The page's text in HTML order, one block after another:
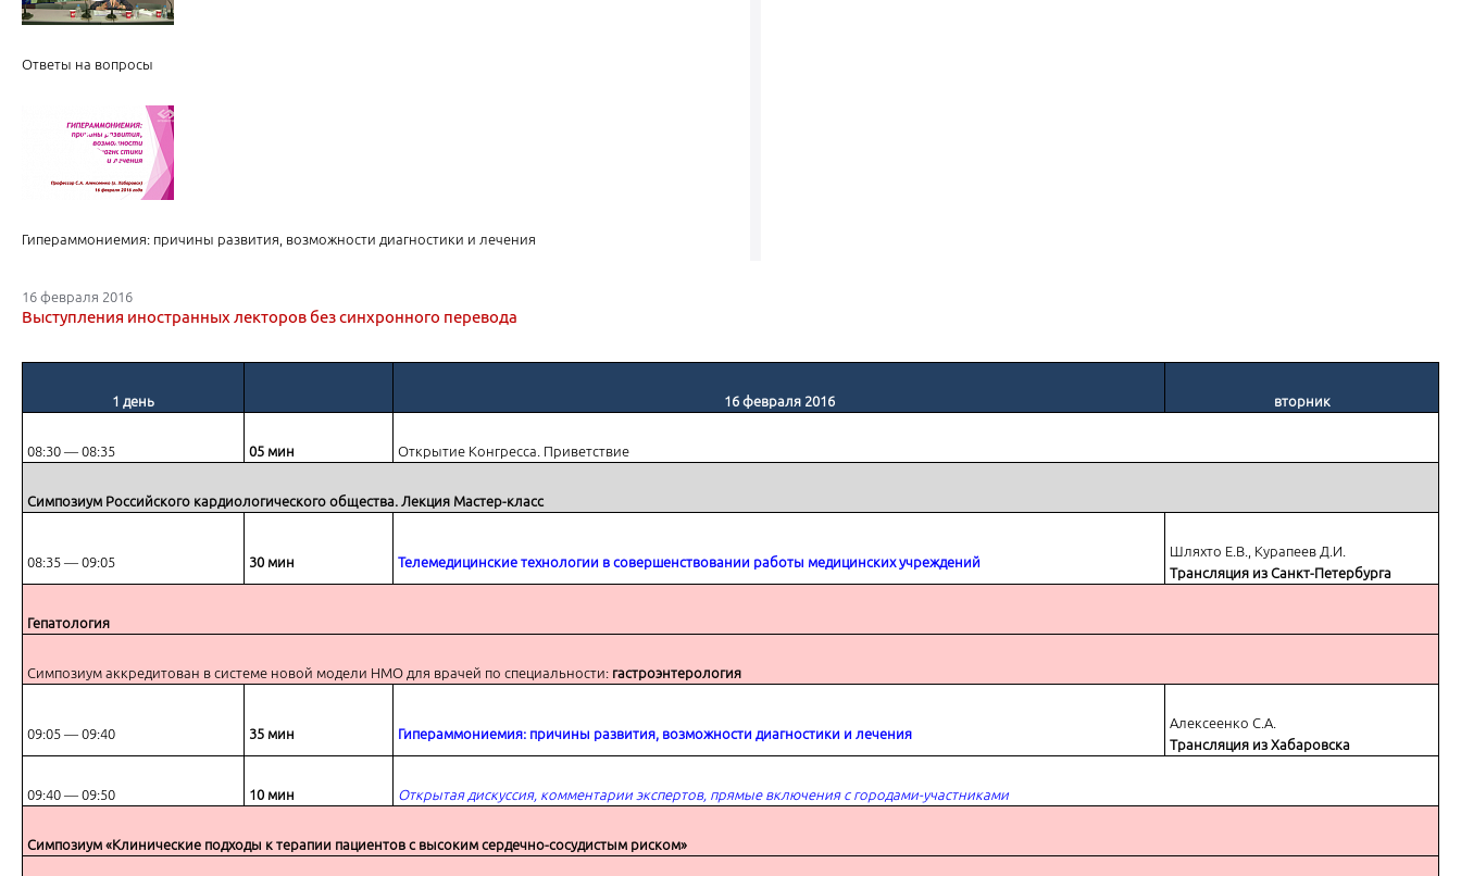
Ответы на вопросы
Гипераммониемия: причины развития, возможности диагностики и лечения
Ответы на вопросы
Лечение АГ у пациентов с высоким сердечно-сосудистым риском: как улучшить прогноз?
16 февраля 2016
Выступления иностранных лекторов без синхронного перевода
1 день 16 февраля 2016 вторник
08:30 ― 08:35 05 мин Открытие Конгресса. Приветствие
Симпозиум Российского кардиологического общества. Лекция Мастер-класс
08:35 ― 09:05 30 мин Телемедицинские технологии в совершенствовании работы медицинских учреждений
Шляхто Е.В., Курапеев Д.И.
Трансляция из Санкт-Петербурга
Гепатология
Симпозиум аккредитован в системе новой модели НМО для врачей по специальности: гастроэнтерология
09:05 ― 09:40 35 мин Гипераммониемия: причины развития, возможности диагностики и лечения
Алексеенко С.А.
Трансляция из Хабаровска
09:40 ― 09:50 10 мин Открытая дискуссия, комментарии экспертов, прямые включения с городами-участниками
Симпозиум «Клинические подходы к терапии пациентов с высоким сердечно-сосудистым риском»